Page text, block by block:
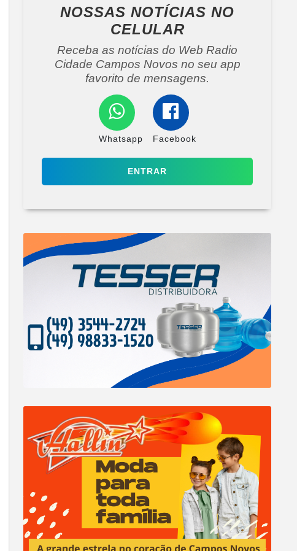
NOSSAS NOTÍCIAS NO
CELULAR
Receba as notícias do Web Radio
Cidade Campos Novos no seu app
favorito de mensagens.
Whatsapp Facebook
ENTRAR